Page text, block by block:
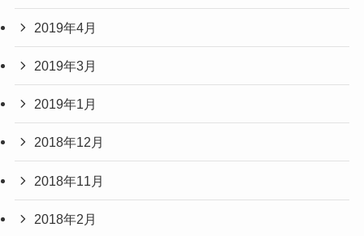
2019年4月
2019年3月
2019年1月
2018年12月
2018年11月
2018年2月